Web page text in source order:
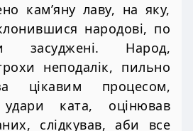
кам’яну лаву, на яку,
народові, по
засуджені. Народ,
неподалік, пильно
цікавим процесом,
ката, оцінював
слідкував, аби все